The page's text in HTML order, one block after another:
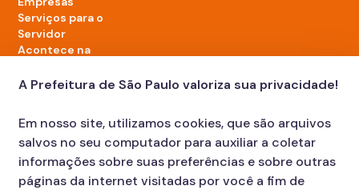
Serviços para o
Servidor
Acontece na
LinkedIn da Prefeitura de São Paulo
TikTok da Prefeitura de São Paulo
YouTube da Prefeitura de São Paulo
X da Prefeitura de São Paulo
Instagram da Prefeitura de São Paulo
Facebook da Prefeitura de São Paulo
Diário Oficial
A Prefeitura de São Paulo valoriza sua privacidade!
Em nosso site, utilizamos cookies, que são arquivos
salvos no seu computador para auxiliar a coletar
informações sobre suas preferências e sobre outras
páginas da internet visitadas por você a fim de